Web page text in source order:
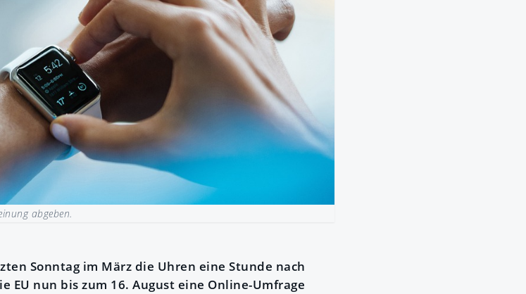
abgeben.
Sonntag im März die Uhren eine Stunde nach
EU nun bis zum 16. August eine Online-Umfrage